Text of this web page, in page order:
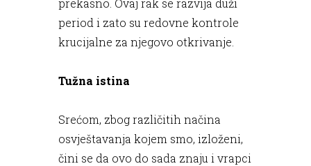
period i zato su redovne kontrole
krucijalne za njegovo otkrivanje.
Tužna istina
Srećom, zbog različitih načina
osvještavanja kojem smo, izloženi,
čini se da ovo do sada znaju i vrapci